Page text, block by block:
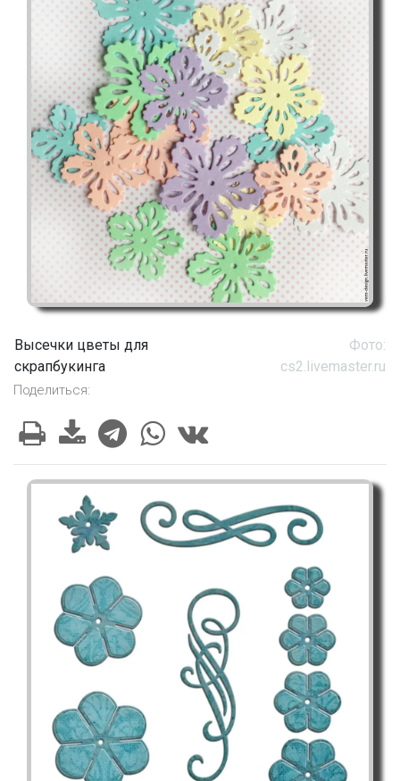
Высечки цветы для
скрапбукинга
Фото:
cs2.livemaster.ru
Поделиться: